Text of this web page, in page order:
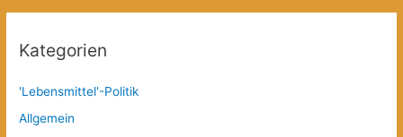
Kategorien
'Lebensmittel'-Politik
Allgemein